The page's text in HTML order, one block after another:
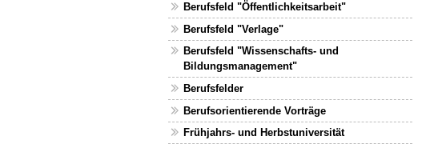
Berufsfeld "Öffentlichkeitsarbeit"
Berufsfeld "Verlage"
Berufsfeld "Wissenschafts- und
Bildungsmanagement"
Berufsfelder
Berufsorientierende Vorträge
Frühjahrs- und Herbstuniversität